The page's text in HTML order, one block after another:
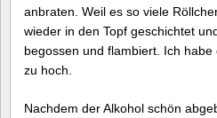
anbraten. Weil es so viele
wieder in den Topf geschichtet
begossen und flambiert. Ich
zu hoch.
Nachdem der Alkohol schön